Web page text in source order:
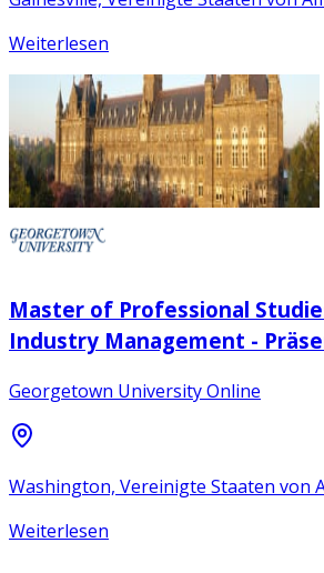
Weiterlesen
Master of Professional
Industry Management -
Georgetown University Online
Washington, Vereinigte Staaten von
Weiterlesen